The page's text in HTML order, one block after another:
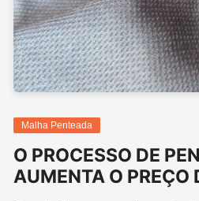
Malha Penteada
O PROCESSO DE
AUMENTA O PREÇO